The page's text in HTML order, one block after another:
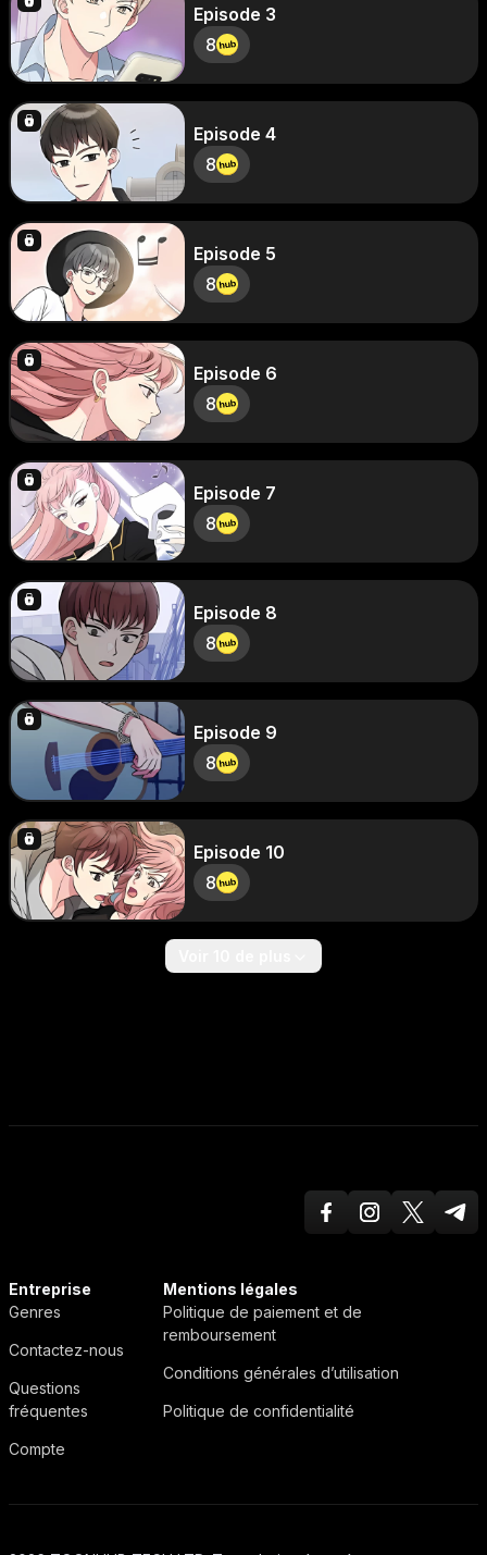
Episode 3
8
Episode 4
8
Episode 5
8
Episode 6
8
Episode 7
8
Episode 8
8
Episode 9
8
Episode 10
8
FacebookInstagramTwitter X
Entreprise
Genres
Contactez-nous
Questions
fréquentes
Compte
Mentions légales
Politique de paiement et de
remboursement
Conditions générales d’utilisation
Politique de confidentialité